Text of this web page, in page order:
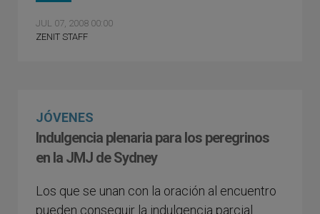
JUL 07, 2008 00:00
ZENIT STAFF
JÓVENES
Indulgencia plenaria para los peregrinos
en la JMJ de Sydney
Los que se unan con la oración al encuentro
pueden conseguir la indulgencia parcial